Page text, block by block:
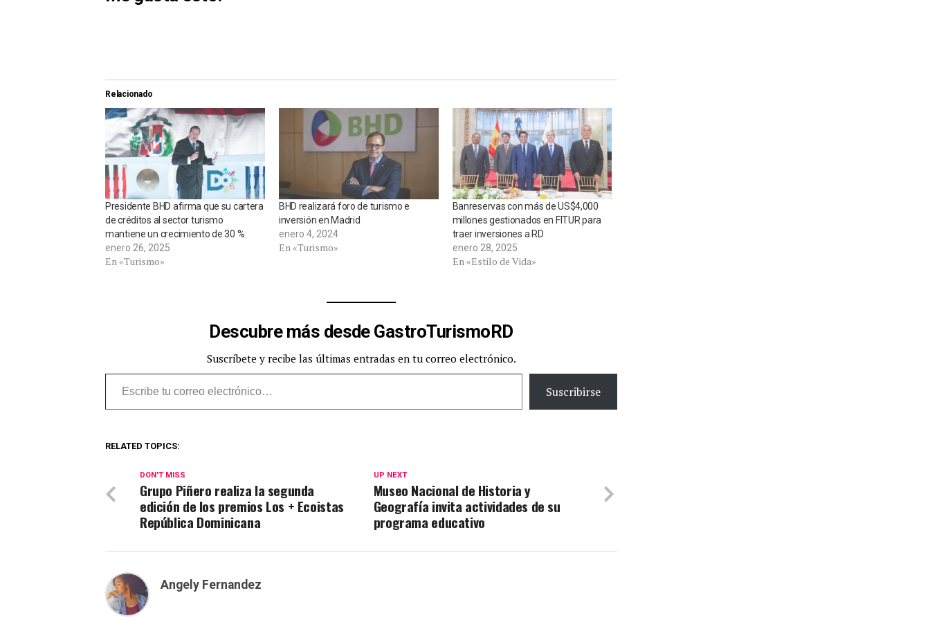
Relacionado
Presidente BHD afirma que su cartera
de créditos al sector turismo
mantiene un crecimiento de 30 %
enero 26, 2025
En «Turismo»
BHD realizará foro de turismo e
inversión en Madrid
enero 4, 2024
En «Turismo»
Banreservas con más de US$4,000
millones gestionados en FITUR para
traer inversiones a RD
enero 28, 2025
En «Estilo de Vida»
Descubre más desde GastroTurismoRD
Suscríbete y recibe las últimas entradas en tu correo electrónico.
Escribe tu correo electrónico…
Suscribirse
RELATED TOPICS:
UP NEXT
Museo Nacional de Historia y
Geografía invita actividades de su
programa educativo
DON'T MISS
Grupo Piñero realiza la segunda
edición de los premios Los + Ecoistas
República Dominicana
Angely Fernandez